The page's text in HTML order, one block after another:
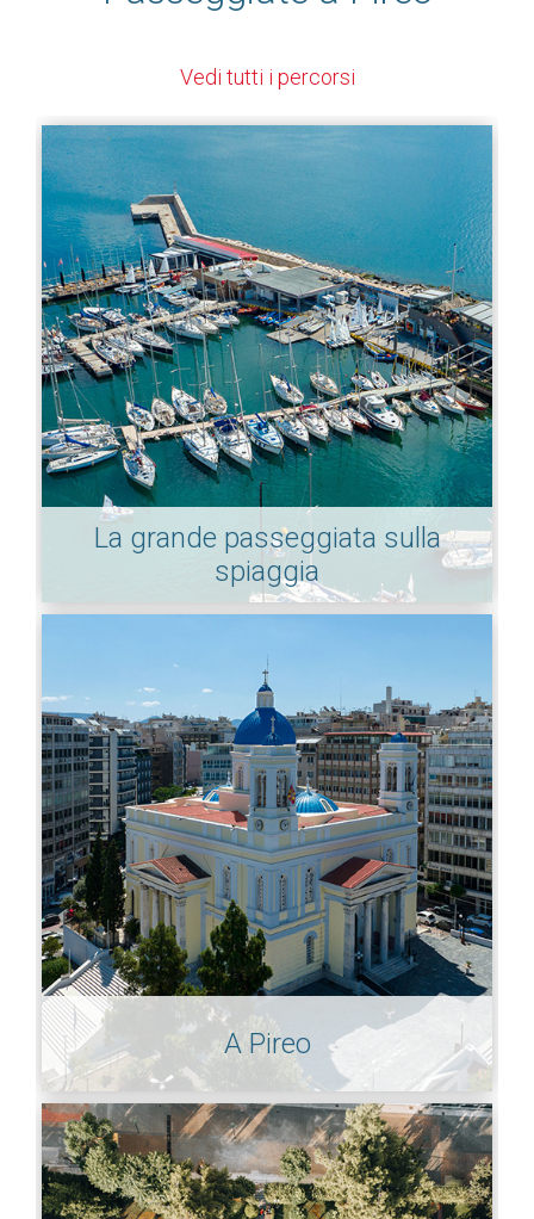
Vedi tutti i percorsi
La grande passeggiata sulla
spiaggia
A Pireo